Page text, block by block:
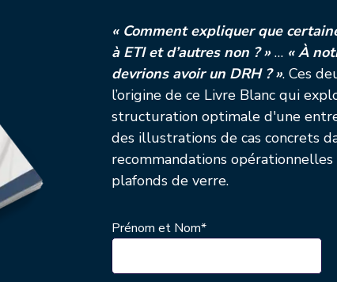
« Comment expliquer que
à ETI et d’autres non ? » … « À
devrions avoir un DRH ? ». Ces
l’origine de ce Livre Blanc qui
structuration optimale d'une
des illustrations de cas concrets
recommandations
plafonds de verre.
Prénom et Nom*